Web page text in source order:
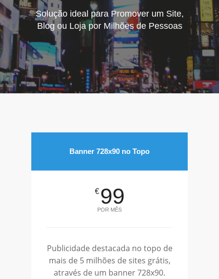
Solução ideal para Promover um Site,
Blog ou Loja por Milhões de Pessoas
Banner 728x90 no Topo
€ 99
POR MÊS
Publicidade destacada no topo de
mais de 5 milhões de sites grátis,
através de um banner 728x90.